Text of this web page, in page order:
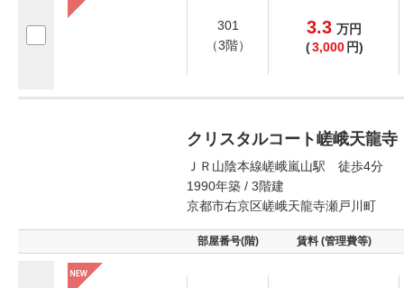
301
（3階）
3.3 万円
(3,000 円)
クリスタルコート嵯峨天龍寺
ＪＲ山陰本線嵯峨嵐山駅 徒歩4分
1990年築 / 3階建
京都市右京区嵯峨天龍寺瀬戸川町
部屋番号(階) 賃料 (管理費等)